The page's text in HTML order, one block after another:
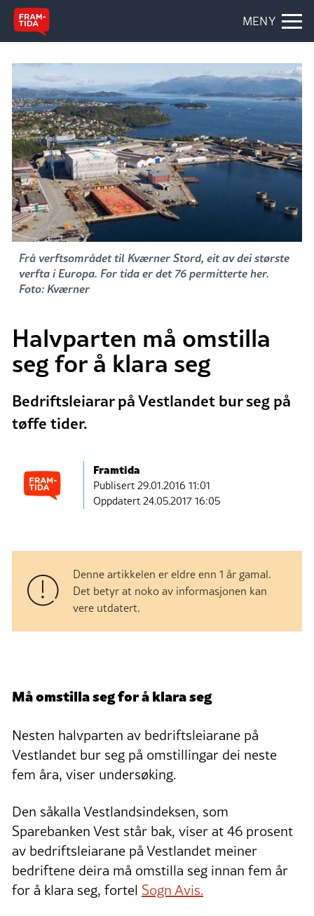
MENY
Frå verftsområdet til Kværner Stord, eit av dei største
verfta i Europa. For tida er det 76 permitterte her.
Foto: Kværner
Halvparten må omstilla
seg for å klara seg
Bedriftsleiarar på Vestlandet bur seg på
tøffe tider.
Framtida
Publisert29.01.2016 11:01
Oppdatert 24.05.2017 16:05
Denne artikkelen er eldre enn 1 år gamal.
Det betyr at noko av informasjonen kan
vere utdatert.
Må omstilla seg for å klara seg
Nesten halvparten av bedriftsleiarane på
Vestlandet bur seg på omstillingar dei neste
fem åra, viser undersøking.
Den såkalla Vestlandsindeksen, som
Sparebanken Vest står bak, viser at 46 prosent
av bedriftsleiarane på Vestlandet meiner
bedriftene deira må omstilla seg innan fem år
for å klara seg, fortel Sogn Avis.